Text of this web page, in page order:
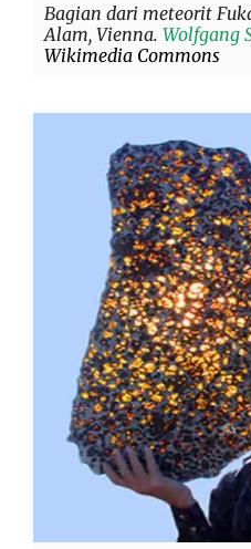
Bagian dari meteorit
Alam, Vienna. Wolfgang
Wikimedia Commons